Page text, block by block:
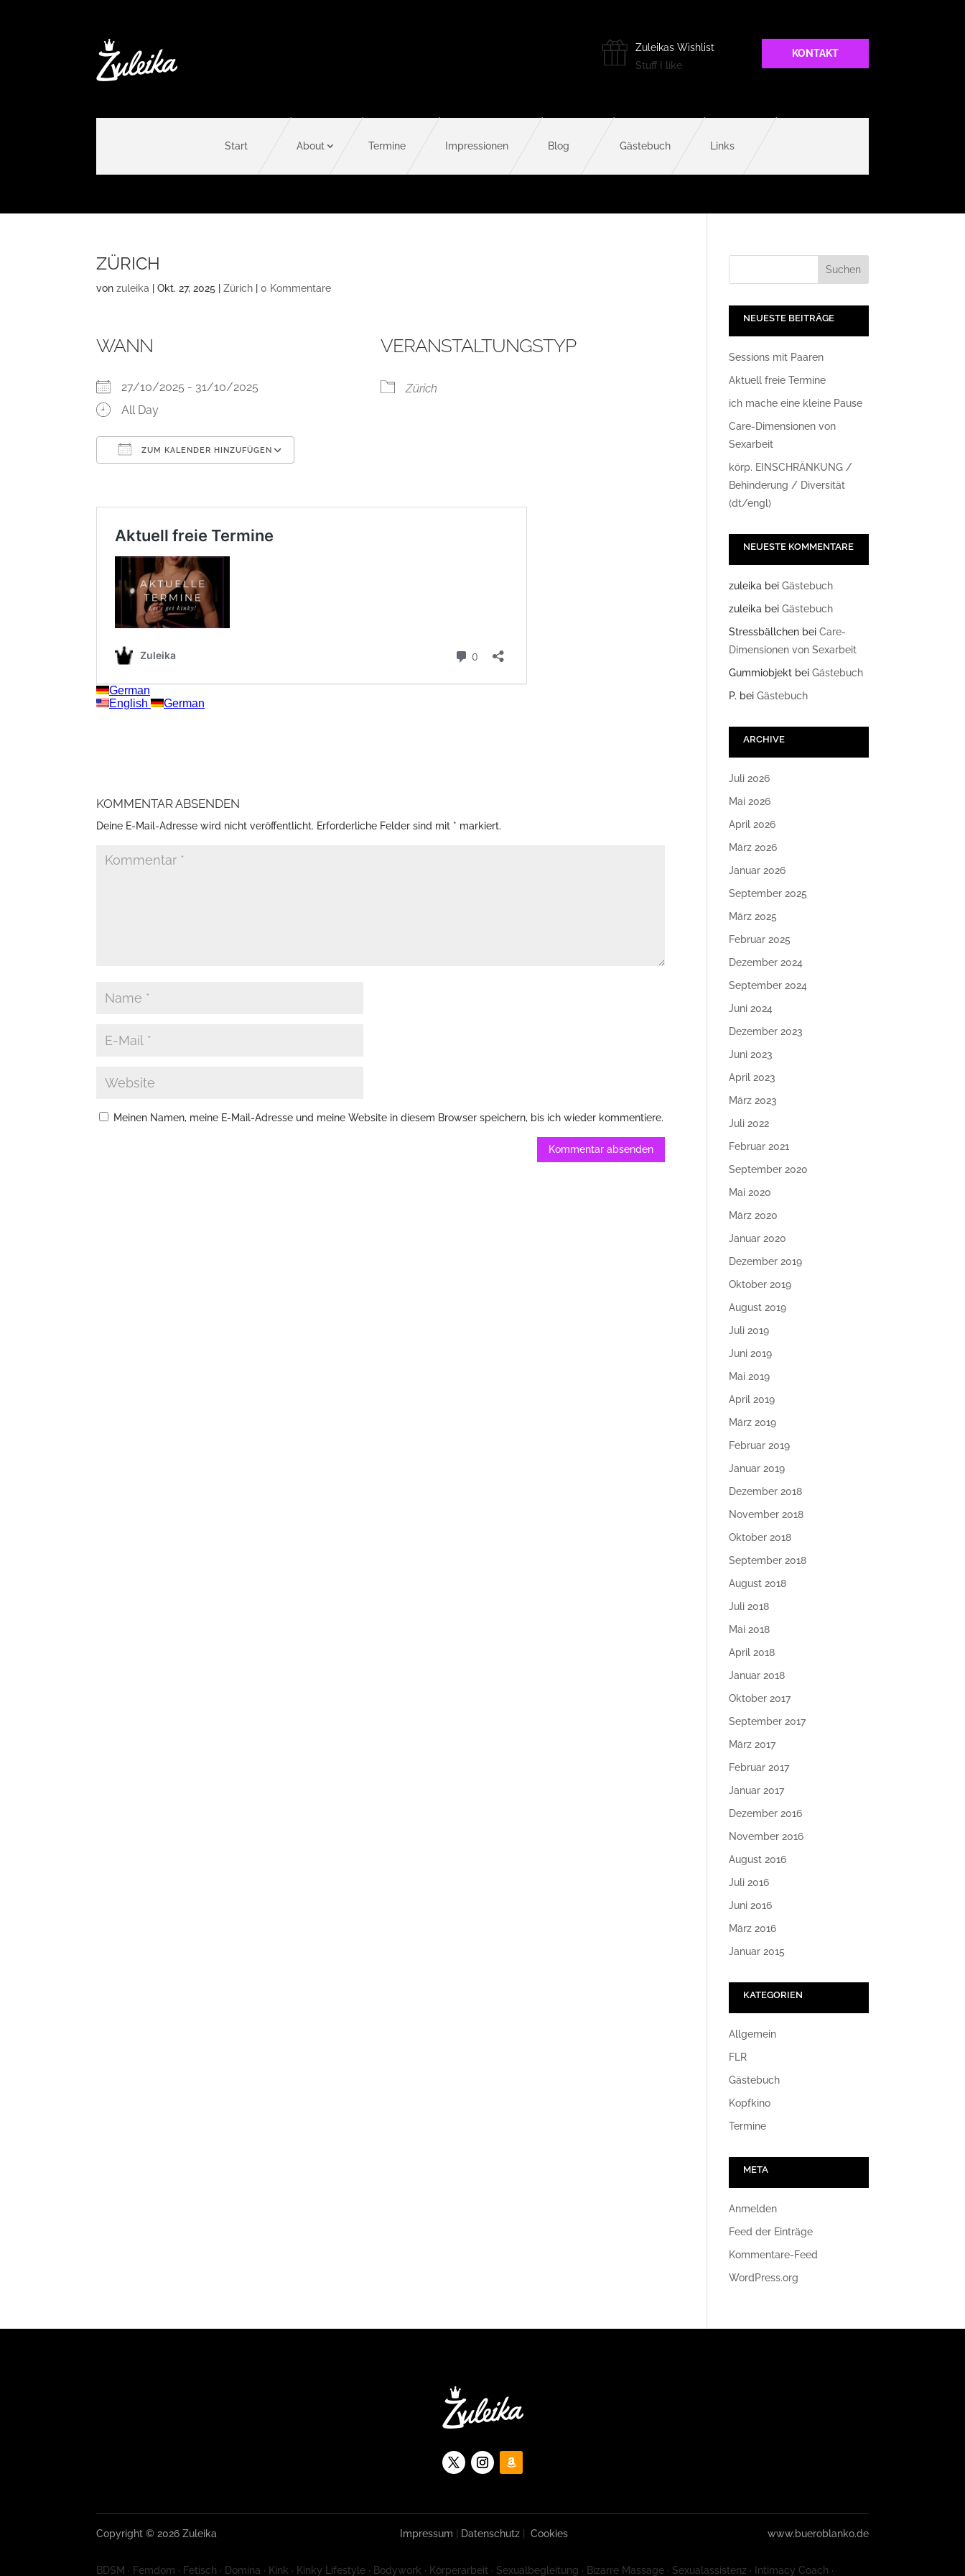
Zuleikas Wishlist
Stuff I like
KONTAKT
Start About Termine Impressionen Blog Gästebuch Links
ZÜRICH
vonzuleika |Okt. 27, 2025 |Zürich |0 Kommentare
WANN
27/10/2025 - 31/10/2025
All Day
ZUM KALENDER HINZUFÜGEN
VERANSTALTUNGSTYP
Zürich
KOMMENTAR ABSENDEN
Deine E-Mail-Adresse wird nicht veröffentlicht. Erforderliche Felder sind mit * markiert.
Meinen Namen, meine E-Mail-Adresse und meine Website in diesem Browser speichern, bis ich wieder kommentiere.
NEUESTE BEITRÄGE
Sessions mit Paaren
Aktuell freie Termine
ich mache eine kleine Pause
Care-Dimensionen von
Sexarbeit
körp. EINSCHRÄNKUNG /
Behinderung / Diversität
(dt/engl)
NEUESTE KOMMENTARE
zuleika beiGästebuch
zuleika beiGästebuch
Stressbällchen beiCare-
Dimensionen von Sexarbeit
Gummiobjekt beiGästebuch
P. beiGästebuch
ARCHIVE
Juli 2026
Mai 2026
April 2026
März 2026
Januar 2026
September 2025
März 2025
Februar 2025
Dezember 2024
September 2024
Juni 2024
Dezember 2023
Juni 2023
April 2023
März 2023
Juli 2022
Februar 2021
September 2020
Mai 2020
März 2020
Januar 2020
Dezember 2019
Oktober 2019
August 2019
Juli 2019
Juni 2019
Mai 2019
April 2019
März 2019
Februar 2019
Januar 2019
Dezember 2018
November 2018
Oktober 2018
September 2018
August 2018
Juli 2018
Mai 2018
April 2018
Januar 2018
Oktober 2017
September 2017
März 2017
Februar 2017
Januar 2017
Dezember 2016
November 2016
August 2016
Juli 2016
Juni 2016
März 2016
Januar 2015
KATEGORIEN
Allgemein
FLR
Gästebuch
Kopfkino
Termine
META
Anmelden
Feed der Einträge
Kommentare-Feed
WordPress.org
Copyright © 2026 Zuleika Impressum | Datenschutz| Cookies www.bueroblanko.de
BDSM · Femdom · Fetisch · Domina · Kink · Kinky Lifestyle · Bodywork · Körperarbeit · Sexualbegleitung · Bizarre Massage · Sexualassistenz · Intimacy Coach ·